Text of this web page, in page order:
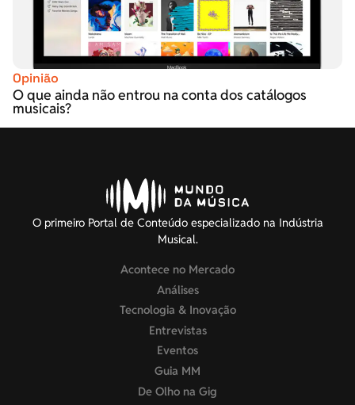
Opinião
O que ainda não entrou na conta dos catálogos
musicais?
O primeiro Portal de Conteúdo especializado na Indústria
Musical.
Acontece no Mercado
Análises
Tecnologia & Inovação
Entrevistas
Eventos
Guia MM
De Olho na Gig